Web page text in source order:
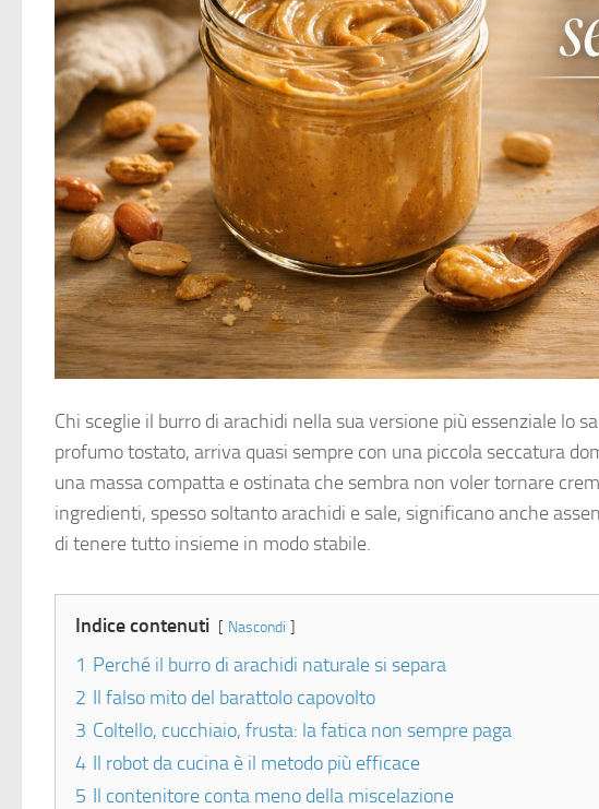
Chi sceglie il burro di arachidi nella sua versione più essenziale lo
profumo tostato, arriva quasi sempre con una piccola seccatura
una massa compatta e ostinata che sembra non voler tornare
ingredienti, spesso soltanto arachidi e sale, significano anche
di tenere tutto insieme in modo stabile.
Indice contenuti Nascondi
1 Perché il burro di arachidi naturale si separa
2 Il falso mito del barattolo capovolto
3 Coltello, cucchiaio, frusta: la fatica non sempre paga
4 Il robot da cucina è il metodo più efficace
5 Il contenitore conta meno della miscelazione